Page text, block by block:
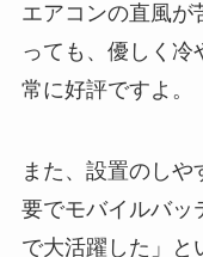
エアコンの直風が
っても、優しく冷
常に好評ですよ。
また、設置のし
要でモバイルバッ
で大活躍した」と